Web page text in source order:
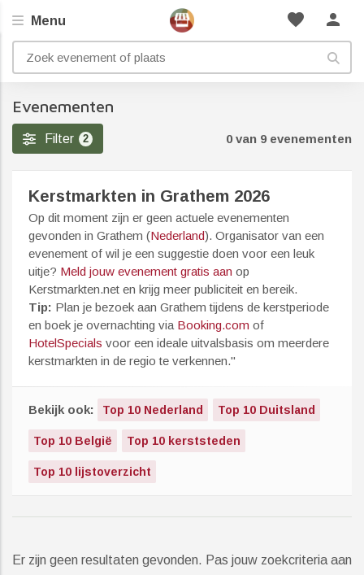
favorite person
Menu
Evenementen
Filter 2 0 van 9 evenementen
Kerstmarkten in Grathem 2026
Op dit moment zijn er geen actuele evenementen
gevonden in Grathem (Nederland). Organisator van een
evenement of wil je een suggestie doen voor een leuk
uitje? Meld jouw evenement gratis aan op
Kerstmarkten.net en krijg meer publiciteit en bereik.
Tip: Plan je bezoek aan Grathem tijdens de kerstperiode
en boek je overnachting via Booking.com of
HotelSpecials voor een ideale uitvalsbasis om meerdere
kerstmarkten in de regio te verkennen."
Bekijk ook: Top 10 Nederland Top 10 Duitsland
Top 10 België Top 10 kerststeden
Top 10 lijstoverzicht
Er zijn geen resultaten gevonden. Pas jouw zoekcriteria aan